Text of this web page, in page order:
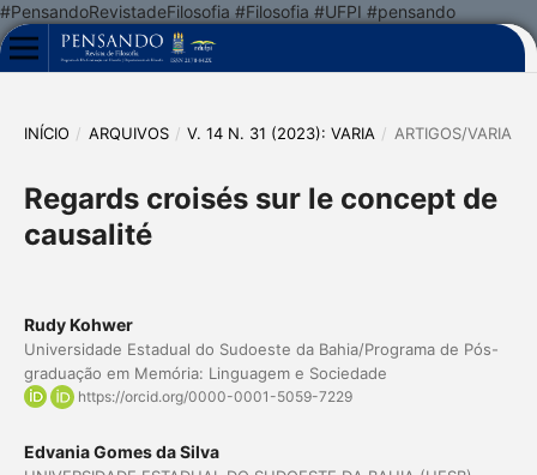
#PensandoRevistadeFilosofia #Filosofia #UFPI #pensando
INÍCIO / ARQUIVOS / V. 14 N. 31 (2023): VARIA / ARTIGOS/VARIA
Regards croisés sur le concept de
causalité
Rudy Kohwer
Universidade Estadual do Sudoeste da Bahia/Programa de Pós-
graduação em Memória: Linguagem e Sociedade
https://orcid.org/0000-0001-5059-7229
Edvania Gomes da Silva